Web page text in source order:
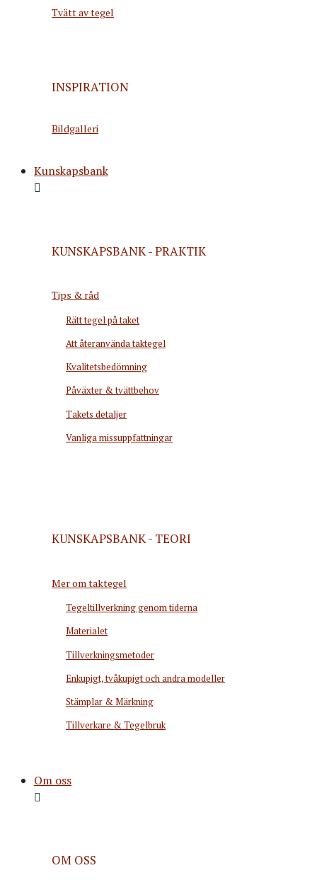
Tvätt av tegel
INSPIRATION
Bildgalleri
Kunskapsbank
KUNSKAPSBANK - PRAKTIK
Tips & råd
Rätt tegel på taket
Att återanvända taktegel
Kvalitetsbedömning
Påväxter & tvättbehov
Takets detaljer
Vanliga missuppfattningar
KUNSKAPSBANK - TEORI
Mer om taktegel
Tegeltillverkning genom tiderna
Materialet
Tillverkningsmetoder
Enkupigt, tvåkupigt och andra modeller
Stämplar & Märkning
Tillverkare & Tegelbruk
Om oss
OM OSS